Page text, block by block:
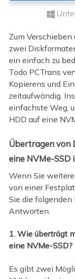
Zum
zwei
ein einfach zu
Todo PCTrans
Kopierens und
zeitaufwändig.
einfachste Weg,
HDD auf eine
Übertragen von
eine NVMe-SSD
Wenn Sie
von einer
Sie die folgenden
Antworten.
1. Wie überträgt
eine NVMe-SSD?
Es gibt zwei